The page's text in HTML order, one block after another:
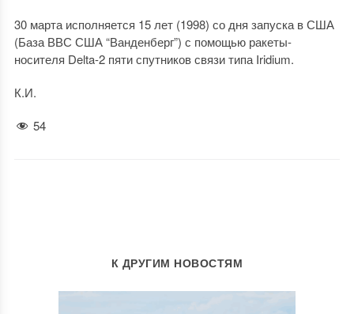
30 марта исполняется 15 лет (1998) со дня запуска в США
(База ВВС США “Ванденберг”) с помощью ракеты-
носителя Delta-2 пяти спутников связи типа Iridium.
К.И.
54
К ДРУГИМ НОВОСТЯМ